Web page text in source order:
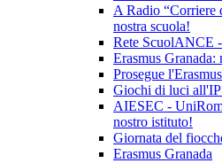
A Radio “Corriere
nostra scuola!
Rete ScuolANCE
Erasmus
Prosegue
Giochi di luci
AIESEC -
nostro istituto!
Giornata del
Erasmus Granada